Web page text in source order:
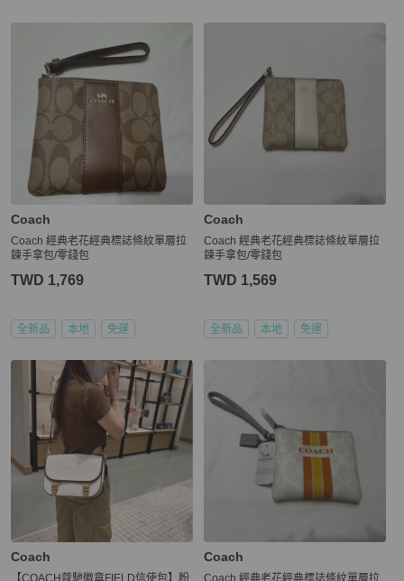
更多相似Coach 女包 推薦精品
Coach
Coach 經典老花經典標誌條紋單層拉
鍊手拿包/零錢包
TWD 1,769
全新品 本地 免運
Coach
Coach 經典老花經典標誌條紋單層拉
鍊手拿包/零錢包
TWD 1,569
全新品 本地 免運
Coach
【COACH蔻馳徽章FIELD信使包】粉
Coach
Coach 經典老花經典標誌條紋單層拉